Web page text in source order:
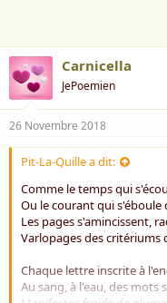
Carnicella
JePoemien
26 Novembre 2018
Pit-La-Quille a dit:
Comme le temps qui
Ou le courant qui s'éboule
Les pages s'amincissent,
Varlopages des critériums
Chaque lettre inscrite à
Au sang, à l'eau, des mots